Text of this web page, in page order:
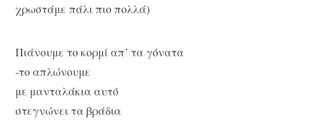
χρωστάμε πάλι πιο πολλά)
Πιάνουμε το κορμί απ’ τα γόνατα
-το απλώνουμε
με μανταλάκια αυτό
στεγνώνει τα βράδια